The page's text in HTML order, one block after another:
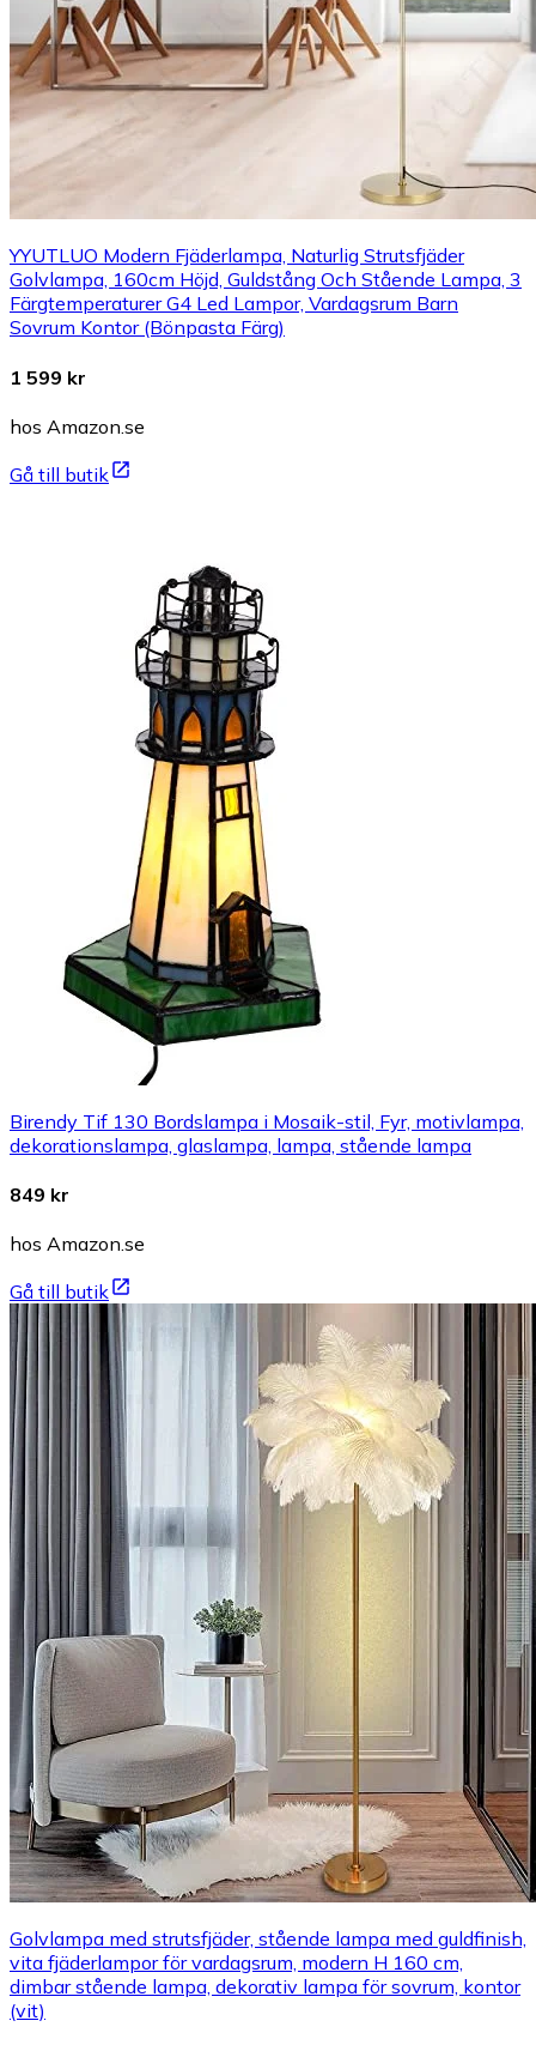
YYUTLUO Modern Fjäderlampa, Naturlig Strutsfjäder
Golvlampa, 160cm Höjd, Guldstång Och Stående Lampa, 3
Färgtemperaturer G4 Led Lampor, Vardagsrum Barn
Sovrum Kontor (Bönpasta Färg)
1 599 kr
hos Amazon.se
Gå till butik
Birendy Tif 130 Bordslampa i Mosaik-stil, Fyr, motivlampa,
dekorationslampa, glaslampa, lampa, stående lampa
849 kr
hos Amazon.se
Gå till butik
Golvlampa med strutsfjäder, stående lampa med guldfinish,
vita fjäderlampor för vardagsrum, modern H 160 cm,
dimbar stående lampa, dekorativ lampa för sovrum, kontor
(vit)